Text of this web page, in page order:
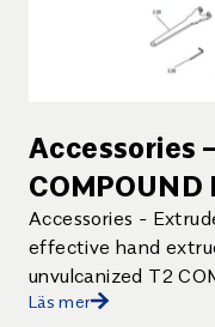
Accessories
COMPOUND
Accessories -
effective hand
unvulcanized T2
Sturdy A.C. drive unit Shoulder strap included Self-
Läs mer